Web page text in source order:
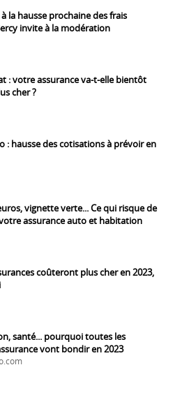
la hausse prochaine des frais
invite à la modération
: votre assurance va-t-elle bientôt
cher ?
: hausse des cotisations à prévoir en
vignette verte... Ce qui risque de
assurance auto et habitation
coûteront plus cher en 2023,
santé... pourquoi toutes les
vont bondir en 2023